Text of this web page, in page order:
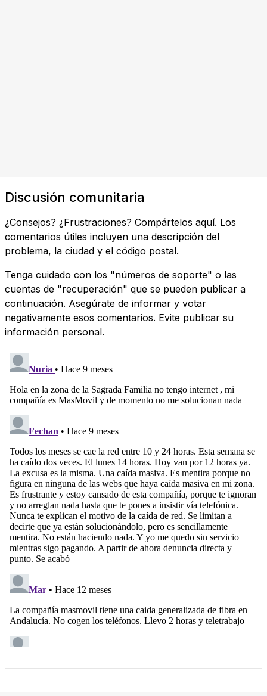
Discusión comunitaria
¿Consejos? ¿Frustraciones? Compártelos aquí. Los
comentarios útiles incluyen una descripción del
problema, la ciudad y el código postal.
Tenga cuidado con los "números de soporte" o las
cuentas de "recuperación" que se pueden publicar a
continuación. Asegúrate de informar y votar
negativamente esos comentarios. Evite publicar su
información personal.